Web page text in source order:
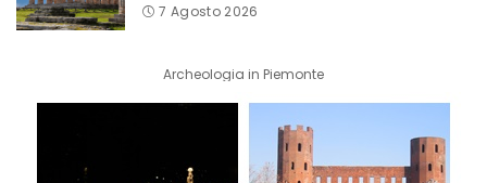
7 Agosto 2026
Archeologia in Piemonte